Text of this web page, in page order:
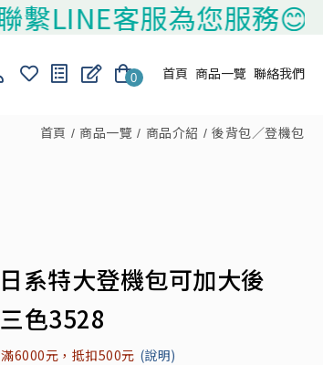
客服為您服務😊
0 首頁 商品一覽 聯絡我們
首頁 商品一覽 商品介紹 後背包／登機包
系特大登機包可加大後
色3528
6000元，抵扣500元 (說明)